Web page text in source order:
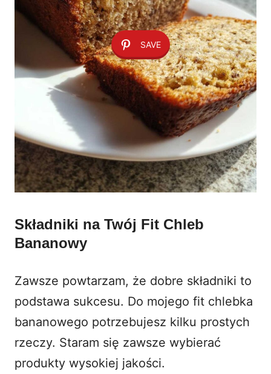
SAVE
Składniki na Twój Fit Chleb
Bananowy
Zawsze powtarzam, że dobre składniki to
podstawa sukcesu. Do mojego fit chlebka
bananowego potrzebujesz kilku prostych
rzeczy. Staram się zawsze wybierać
produkty wysokiej jakości.